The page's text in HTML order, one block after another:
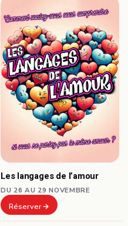
Les langages de l’amour
DU 26 AU 29 NOVEMBRE
Réserver